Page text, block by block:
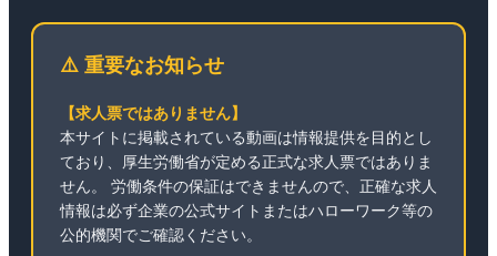
⚠️ 重要なお知らせ
【求人票ではありません】
本サイトに掲載されている動画は情報提供を目的とし
ており、厚生労働省が定める正式な求人票ではありま
せん。 労働条件の保証はできませんので、正確な求人
情報は必ず企業の公式サイトまたはハローワーク等の
公的機関でご確認ください。